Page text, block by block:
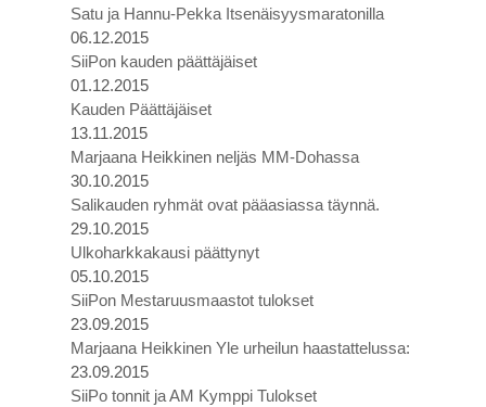
Satu ja Hannu-Pekka Itsenäisyysmaratonilla
06.12.2015
SiiPon kauden päättäjäiset
01.12.2015
Kauden Päättäjäiset
13.11.2015
Marjaana Heikkinen neljäs MM-Dohassa
30.10.2015
Salikauden ryhmät ovat pääasiassa täynnä.
29.10.2015
Ulkoharkkakausi päättynyt
05.10.2015
SiiPon Mestaruusmaastot tulokset
23.09.2015
Marjaana Heikkinen Yle urheilun haastattelussa:
23.09.2015
SiiPo tonnit ja AM Kymppi Tulokset